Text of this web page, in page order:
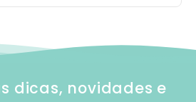
dicas, novidades e